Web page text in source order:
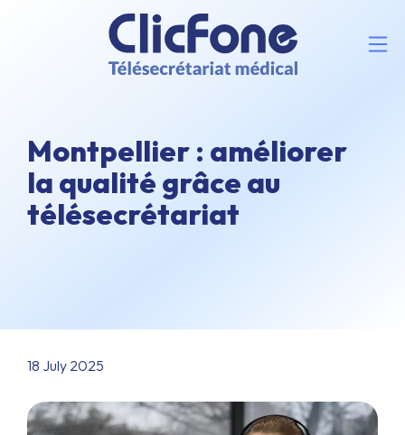
Montpellier : améliorer
la qualité grâce au
télésecrétariat
18 July 2025